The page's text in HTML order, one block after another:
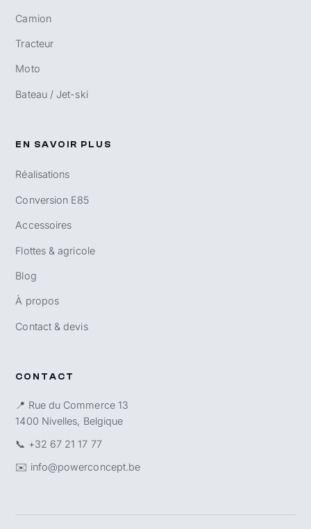
Camion
Tracteur
Moto
Bateau / Jet-ski
EN SAVOIR PLUS
Réalisations
Conversion E85
Accessoires
Flottes & agricole
Blog
À propos
Contact & devis
CONTACT
📍 Rue du Commerce 13
1400 Nivelles, Belgique
📞 +32 67 21 17 77
✉️ info@powerconcept.be